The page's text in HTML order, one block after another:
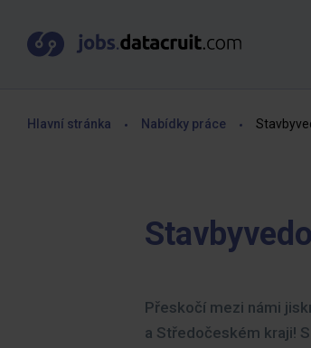
Hlavní stránka Nabídky práce
Přeskočí mezi námi
a Středočeském kraji!